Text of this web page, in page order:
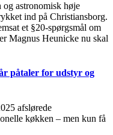
og astronomisk høje
ind på Christiansborg.
et §20-spørgsmål om
Magnus Heunicke nu skal
påtaler for udstyr og
afslørede
køkken – men kun få